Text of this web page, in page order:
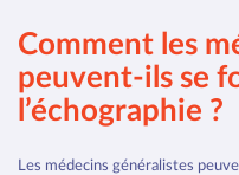
Comment les
peuvent-ils se
l’échographie ?
Les médecins généralistes